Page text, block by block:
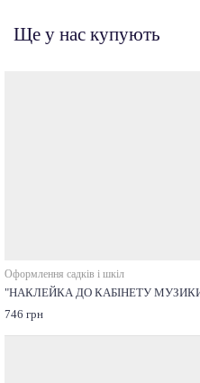
Ще у нас купують
Оформлення садків і шкіл
"НАКЛЕЙКА ДО КАБІНЕТУ
746 грн